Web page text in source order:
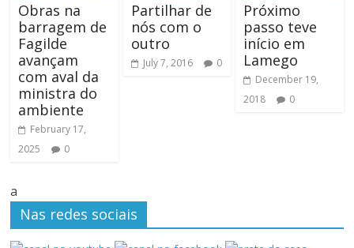
Obras na
barragem de
Fagilde
avançam
com aval da
ministra do
ambiente
February 17,
2025
0
Partilhar de
nós com o
outro
July 7, 2016 0
Próximo
passo teve
início em
Lamego
December 19,
2018
0
a
Nas redes sociais